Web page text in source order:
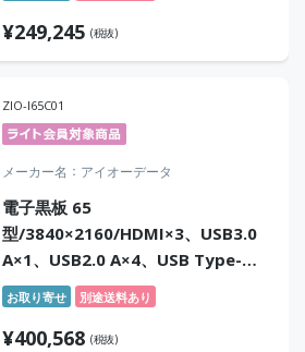
¥249,245 (税抜)
ZIO-I65C01
メーカー名 アイオーデータ
電子黒板 65
型/3840×2160/HDMI×3、USB3.0
A×1、USB2.0 A×4、USB Type-
C×1、RS-232C×1/ブラック/スピー
カー：あり/大画面×高精細×デュア
ルOS対応スマートスクリーン
お取り寄せ 別途送料あり
¥400,568 (税抜)